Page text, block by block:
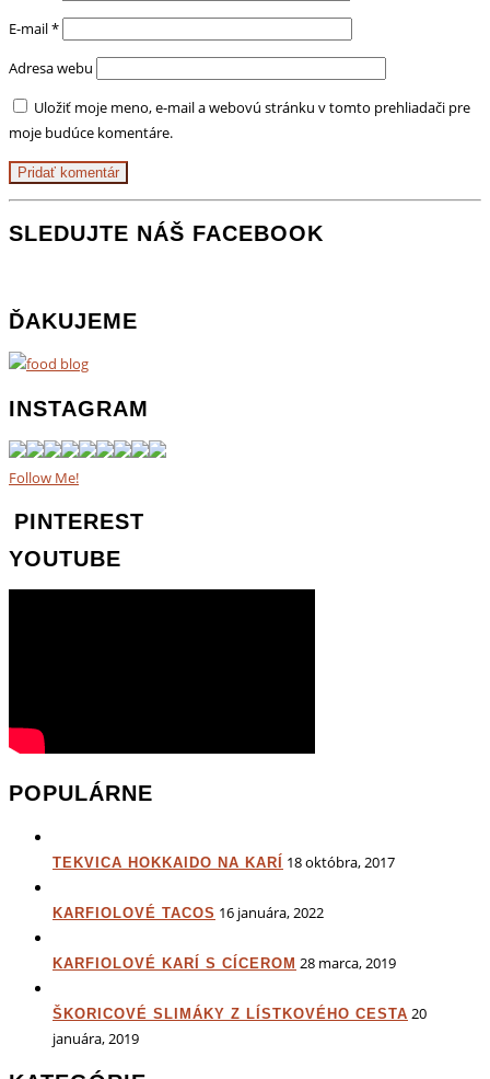
E-mail*
Adresa webu
Uložiť moje meno, e-mail a webovú stránku v tomto prehliadači pre
moje budúce komentáre.
SLEDUJTE NÁŠ FACEBOOK
ĎAKUJEME
INSTAGRAM
Follow Me!
PINTEREST
YOUTUBE
POPULÁRNE
TEKVICA HOKKAIDO NA KARÍ 18 októbra, 2017
KARFIOLOVÉ TACOS 16 januára, 2022
KARFIOLOVÉ KARÍ S CÍCEROM 28 marca, 2019
ŠKORICOVÉ SLIMÁKY Z LÍSTKOVÉHO CESTA 20
januára, 2019